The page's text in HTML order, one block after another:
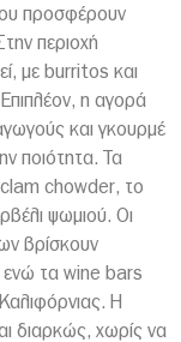
προσφέρουν
περιοχή
με burritos και
η αγορά
και γκουρμέ
ποιότητα. Τα
clam chowder, το
ψωμιού. Οι
βρίσκουν
ενώ τα wine bars
Η
διαρκώς, χωρίς να